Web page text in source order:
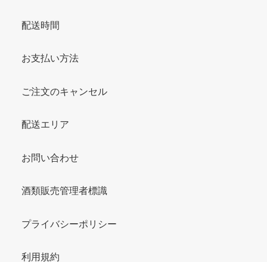
配送時間
お支払い方法
ご注文のキャンセル
配送エリア
お問い合わせ
酒類販売管理者標識
プライバシーポリシー
利用規約